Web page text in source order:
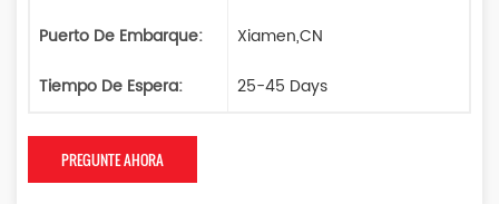
Puerto De Embarque:
Xiamen,CN
Tiempo De Espera:
25-45 Days
PREGUNTE AHORA